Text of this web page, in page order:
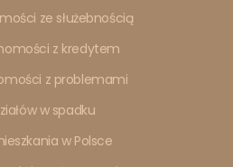
ze służebnością
z kredytem
z problemami
w spadku
w Polsce